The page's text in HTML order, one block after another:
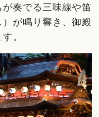
奏でる三味線や笛
が鳴り響き、御殿
。